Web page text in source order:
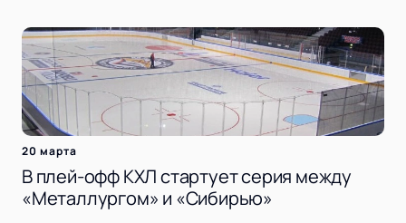
20 марта
В плей-офф КХЛ стартует серия между
«Металлургом» и «Сибирью»